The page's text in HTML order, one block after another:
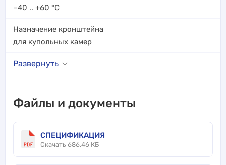
–40 .. +60 °C
Назначение кронштейна
для купольных камер
Развернуть
Файлы и документы
СПЕЦИФИКАЦИЯ
Скачать 686.46 КБ